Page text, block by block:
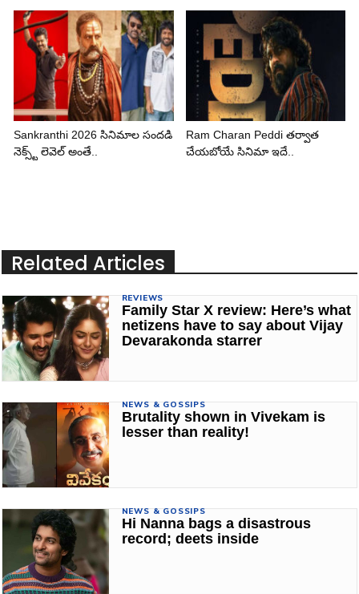
Sankranthi 2026 సినిమాల సందడి
నెక్స్ట్ లెవెల్ అంతే..
Ram Charan Peddi తర్వాత
చేయబోయే సినిమా ఇదే..
Related Articles
REVIEWS
Family Star X review: Here’s what
netizens have to say about Vijay
Devarakonda starrer
NEWS & GOSSIPS
Brutality shown in Vivekam is
lesser than reality!
NEWS & GOSSIPS
Hi Nanna bags a disastrous
record; deets inside